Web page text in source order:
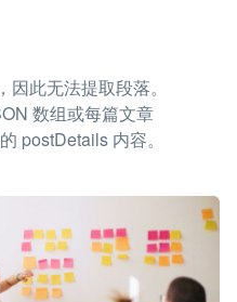
此无法提取段落。
数组或每篇文章
postDetails 内容。